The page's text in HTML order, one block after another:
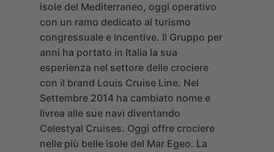
isole del Mediterraneo, oggi operativo
con un ramo dedicato al turismo
congressuale e incentive. Il Gruppo per
anni ha portato in Italia la sua
esperienza nel settore delle crociere
con il brand Louis Cruise Line. Nel
Settembre 2014 ha cambiato nome e
livrea alle sue navi diventando
Celestyal Cruises. Oggi offre crociere
nelle più belle isole del Mar Egeo. La